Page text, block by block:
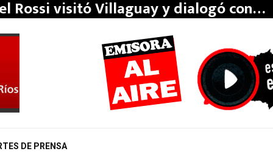
Rossi visitó Villaguay y dialogó con…
DE PRENSA